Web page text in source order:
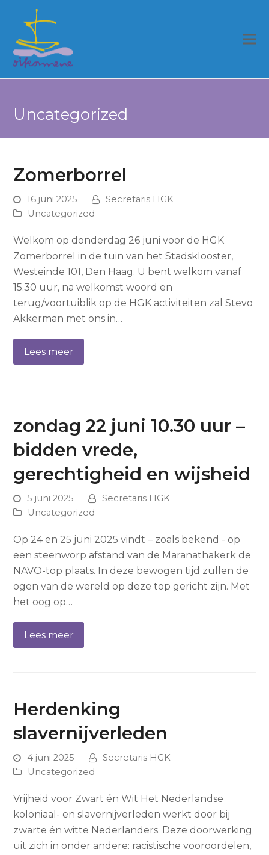
Uncategorized
Zomerborrel
16 juni 2025
Secretaris HGK
Uncategorized
Welkom op donderdag 26 juni voor de HGK
Zomerborrel in de tuin van het Stadsklooster,
Westeinde 101, Den Haag. U bent welkom vanaf
15.30 uur, na welkomst woord en
terug/voortuiblik op de HGK activiteiten zal Stevo
Akkerman met ons in…
Lees meer
zondag 22 juni 10.30 uur –
bidden vrede,
gerechtigheid en wijsheid
5 juni 2025
Secretaris HGK
Uncategorized
Op 24 en 25 juni 2025 vindt – zoals bekend - op
een steenworp afstand van de Maranathakerk de
NAVO-top plaats. In deze bewogen tijd zullen de
ogen van de wereld op deze top gericht zijn. Met
het oog op…
Lees meer
Herdenking
slavernijverleden
4 juni 2025
Secretaris HGK
Uncategorized
Vrijheid voor Zwart én Wit Het Nederlandse
koloniaal- en slavernijverleden werkt door bij
zwarte én witte Nederlanders. Deze doorwerking
uit zich in onder andere: racistische vooroordelen,